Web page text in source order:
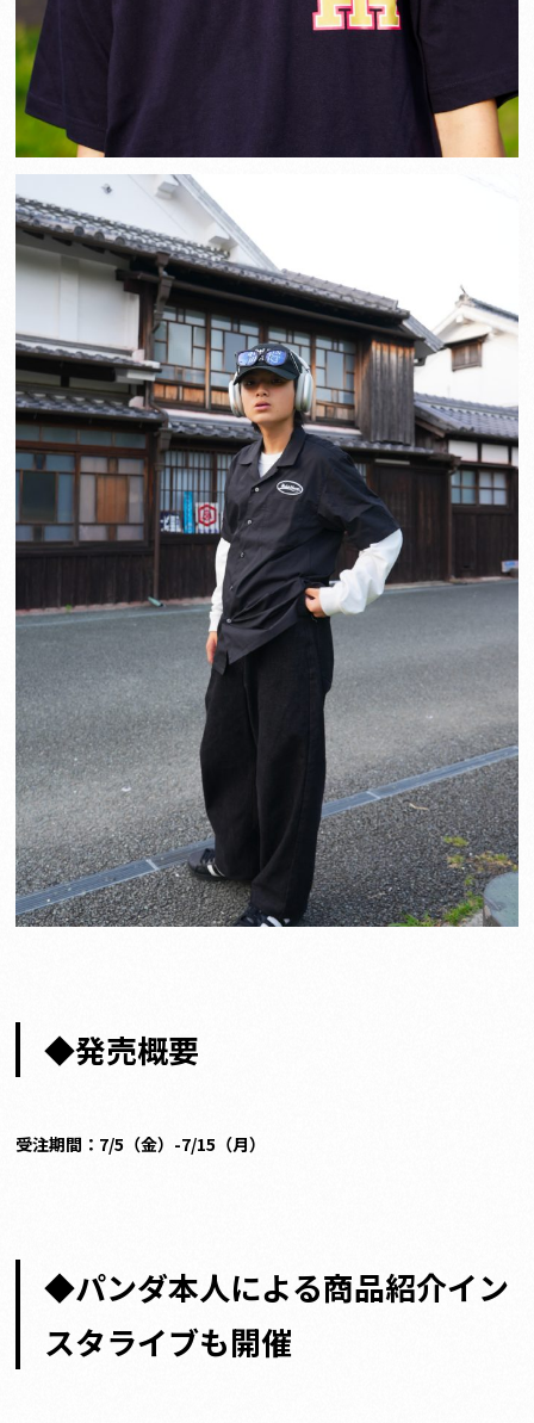
◆発売概要
受注期間：7/5（金）-7/15（月）
◆パンダ本人による商品紹介イン
スタライブも開催